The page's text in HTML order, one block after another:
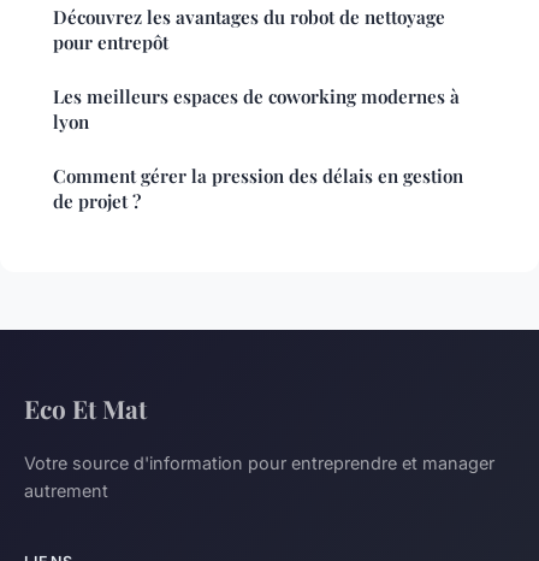
Découvrez les avantages du robot de nettoyage
pour entrepôt
Les meilleurs espaces de coworking modernes à
lyon
Comment gérer la pression des délais en gestion
de projet ?
Eco Et Mat
Votre source d'information pour entreprendre et manager
autrement